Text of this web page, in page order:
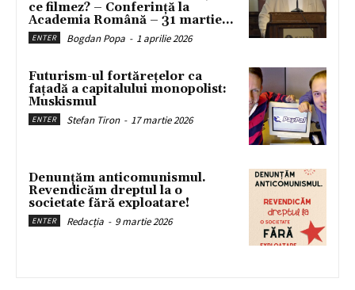
ce filmez? – Conferință la
Academia Română – 31 martie...
ENTER Bogdan Popa - 1 aprilie 2026
Futurism-ul fortărețelor ca
fațadă a capitalului monopolist:
Muskismul
ENTER Stefan Tiron - 17 martie 2026
Denunțăm anticomunismul.
Revendicăm dreptul la o
societate fără exploatare!
ENTER Redacția - 9 martie 2026